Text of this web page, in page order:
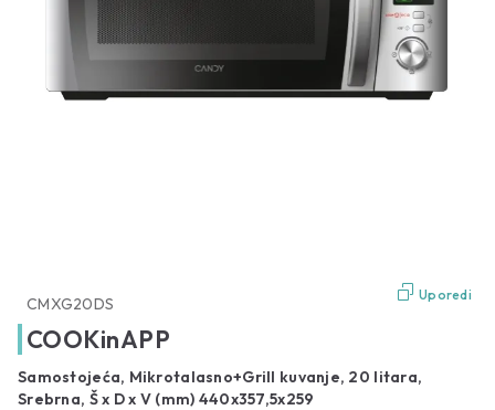
Uporedi
CMXG20DS
COOKinAPP
Samostojeća, Mikrotalasno+Grill kuvanje, 20 litara,
Srebrna, Š x D x V (mm) 440x357,5x259